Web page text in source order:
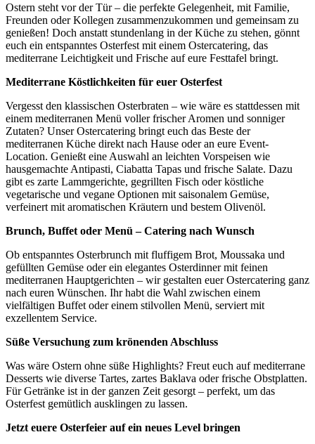
Ostern steht vor der Tür – die perfekte Gelegenheit, mit Familie,
Freunden oder Kollegen zusammenzukommen und gemeinsam zu
genießen! Doch anstatt stundenlang in der Küche zu stehen, gönnt
euch ein entspanntes Osterfest mit einem Ostercatering, das
mediterrane Leichtigkeit und Frische auf eure Festtafel bringt.
Mediterrane Köstlichkeiten für euer Osterfest
Vergesst den klassischen Osterbraten – wie wäre es stattdessen mit
einem mediterranen Menü voller frischer Aromen und sonniger
Zutaten? Unser Ostercatering bringt euch das Beste der
mediterranen Küche direkt nach Hause oder an eure Event-
Location. Genießt eine Auswahl an leichten Vorspeisen wie
hausgemachte Antipasti, Ciabatta Tapas und frische Salate. Dazu
gibt es zarte Lammgerichte, gegrillten Fisch oder köstliche
vegetarische und vegane Optionen mit saisonalem Gemüse,
verfeinert mit aromatischen Kräutern und bestem Olivenöl.
Brunch, Buffet oder Menü – Catering nach Wunsch
Ob entspanntes Osterbrunch mit fluffigem Brot, Moussaka und
gefüllten Gemüse oder ein elegantes Osterdinner mit feinen
mediterranen Hauptgerichten – wir gestalten euer Ostercatering ganz
nach euren Wünschen. Ihr habt die Wahl zwischen einem
vielfältigen Buffet oder einem stilvollen Menü, serviert mit
exzellentem Service.
Süße Versuchung zum krönenden Abschluss
Was wäre Ostern ohne süße Highlights? Freut euch auf mediterrane
Desserts wie diverse Tartes, zartes Baklava oder frische Obstplatten.
Für Getränke ist in der ganzen Zeit gesorgt – perfekt, um das
Osterfest gemütlich ausklingen zu lassen.
Jetzt euere Osterfeier auf ein neues Level bringen